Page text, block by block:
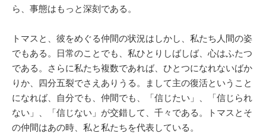
ら、事態はもっと深刻である。
トマスと、彼をめぐる仲間の状況はしかし、私たち人間の姿
でもある。日常のことでも、私ひとりしばしば、心はふたつ
である。さらに私たち複数であれば、ひとつになれないばか
りか、四分五裂でさえありうる。まして主の復活ということ
になれば、自分でも、仲間でも、「信じたい」、「信じられ
ない」、「信じない」が交錯して、千々である。トマスとそ
の仲間はあの時、私と私たちを代表している。